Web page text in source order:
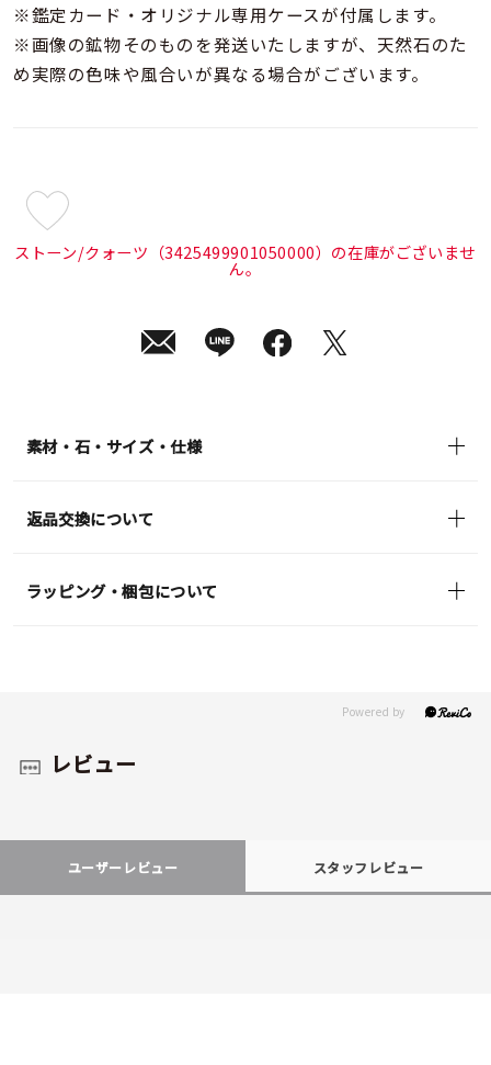
在庫 在庫ありのみ すべて表示
※鑑定カード・オリジナル専用ケースが付属します。
※画像の鉱物そのものを発送いたしますが、天然石のた
め実際の色味や風合いが異なる場合がございます。
¥13,200
in)
ストーン/クォーツ（3425499901050000）の在庫がございませ
ん。
素材・石・サイズ・仕様
返品交換について
ラッピング・梱包について
レビュー
ユーザーレビュー スタッフレビュー